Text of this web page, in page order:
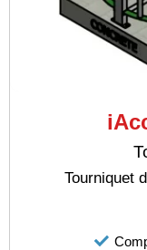
Tourniquet